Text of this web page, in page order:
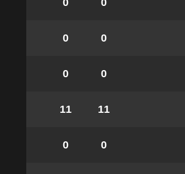
0
0
0
0
0
0
11
11
0
0